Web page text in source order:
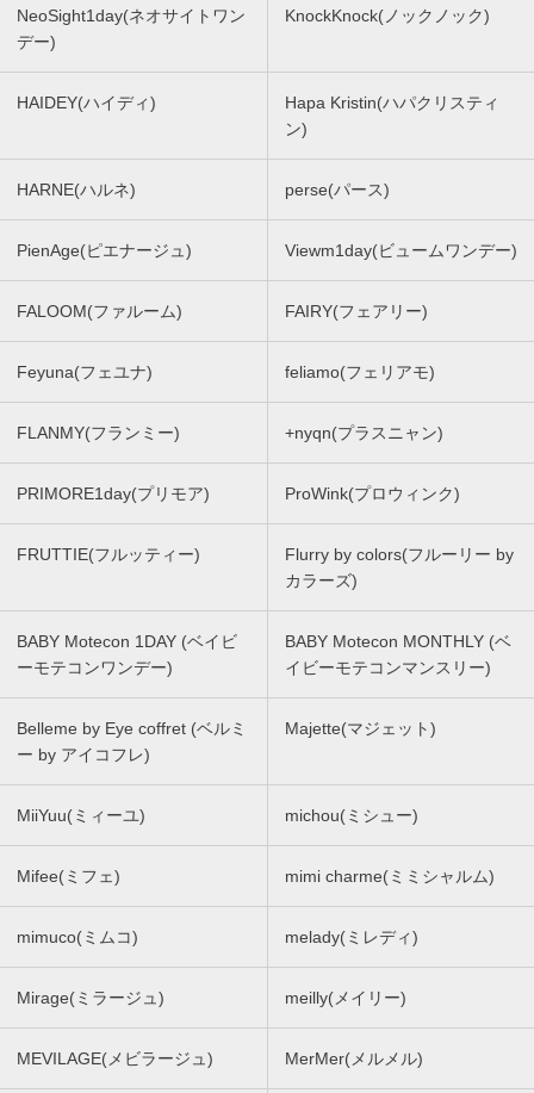
NeoSight1day(ネオサイトワン
デー)
KnockKnock(ノックノック)
HAIDEY(ハイディ)
Hapa Kristin(ハパクリスティ
ン)
HARNE(ハルネ) perse(パース)
PienAge(ピエナージュ) Viewm1day(ビュームワンデー)
FALOOM(ファルーム) FAIRY(フェアリー)
Feyuna(フェユナ) feliamo(フェリアモ)
FLANMY(フランミー) +nyqn(プラスニャン)
PRIMORE1day(プリモア) ProWink(プロウィンク)
FRUTTIE(フルッティー)
Flurry by colors(フルーリー by
カラーズ)
BABY Motecon 1DAY (ベイビ
ーモテコンワンデー)
BABY Motecon MONTHLY (ベ
イビーモテコンマンスリー)
Belleme by Eye coffret (ベルミ
ー by アイコフレ)
Majette(マジェット)
MiiYuu(ミィーユ) michou(ミシュー)
Mifee(ミフェ) mimi charme(ミミシャルム)
mimuco(ミムコ) melady(ミレディ)
Mirage(ミラージュ) meilly(メイリー)
MEVILAGE(メビラージュ) MerMer(メルメル)